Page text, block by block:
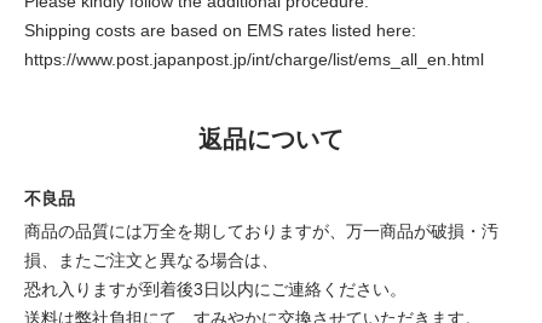
Shipping costs are based on EMS rates listed here:
https://www.post.japanpost.jp/int/charge/list/ems_all_en.html
返品について
不良品
商品の品質には万全を期しておりますが、万一商品が破損・汚
損、またご注文と異なる場合は、
恐れ入りますが到着後3日以内にご連絡ください。
送料は弊社負担にて、すみやかに交換させていただきます。